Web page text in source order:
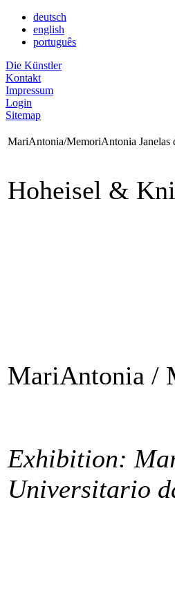
deutsch
english
português
Die Künstler
Kontakt
Impressum
Login
Sitemap
MariAntonia/MemoriAntonia Janelas
Hoheisel &
MariAntonia /
Exhibition:
Universitario